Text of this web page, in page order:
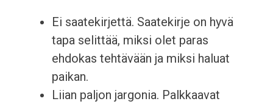
Ei saatekirjettä. Saatekirje on hyvä
tapa selittää, miksi olet paras
ehdokas tehtävään ja miksi haluat
paikan.
Liian paljon jargonia. Palkkaavat